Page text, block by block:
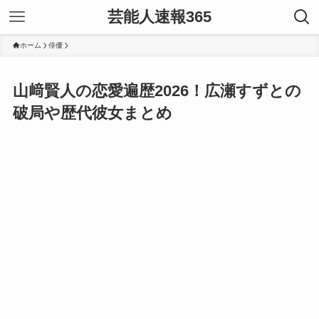
芸能人速報365
ホーム 俳優
山﨑賢人の恋愛遍歴2026！広瀬すずとの
破局や歴代彼女まとめ